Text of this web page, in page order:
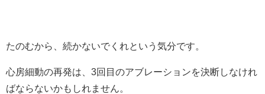
たのむから、続かないでくれという気分です。
心房細動の再発は、3回目のアブレーションを決断しなけれ
ばならないかもしれません。